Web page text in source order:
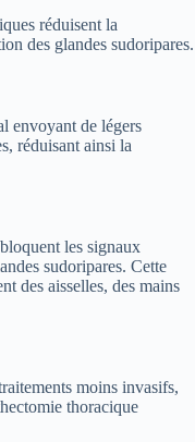
réduisent la
des glandes sudoripares.
envoyant de légers
réduisant ainsi la
les signaux
sudoripares. Cette
des aisselles, des mains
moins invasifs,
thoracique